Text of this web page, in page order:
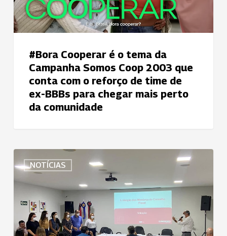
Campanha
Somos
Coop
conta
reforço
de
ex-
chegar
mais
perto
#Bora Cooperar é o tema da
Campanha Somos Coop 2003 que
conta com o reforço de time de
ex-BBBs para chegar mais perto
da comunidade
NOTÍCIAS
participam
da
AGO
da
Uniodonto
João